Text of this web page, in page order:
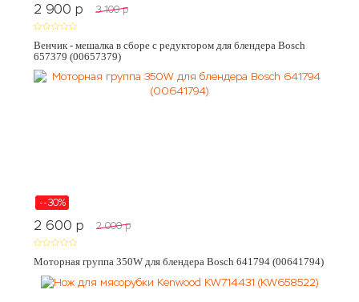
2 900 p 3 100 p
Венчик - мешалка в сборе с редуктором для блендера Bosch
657379 (00657379)
--30%
2 600 p 2 000 p
Моторная группа 350W для блендера Bosch 641794 (00641794)